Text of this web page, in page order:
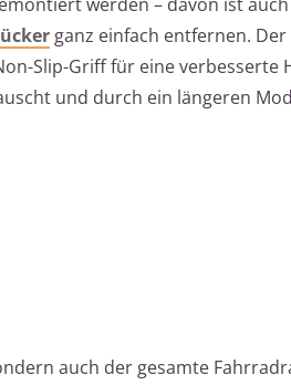
ganz einfach entfernen. Der
Slip-Griff für eine verbesserte
und durch ein längeren
auch der gesamte